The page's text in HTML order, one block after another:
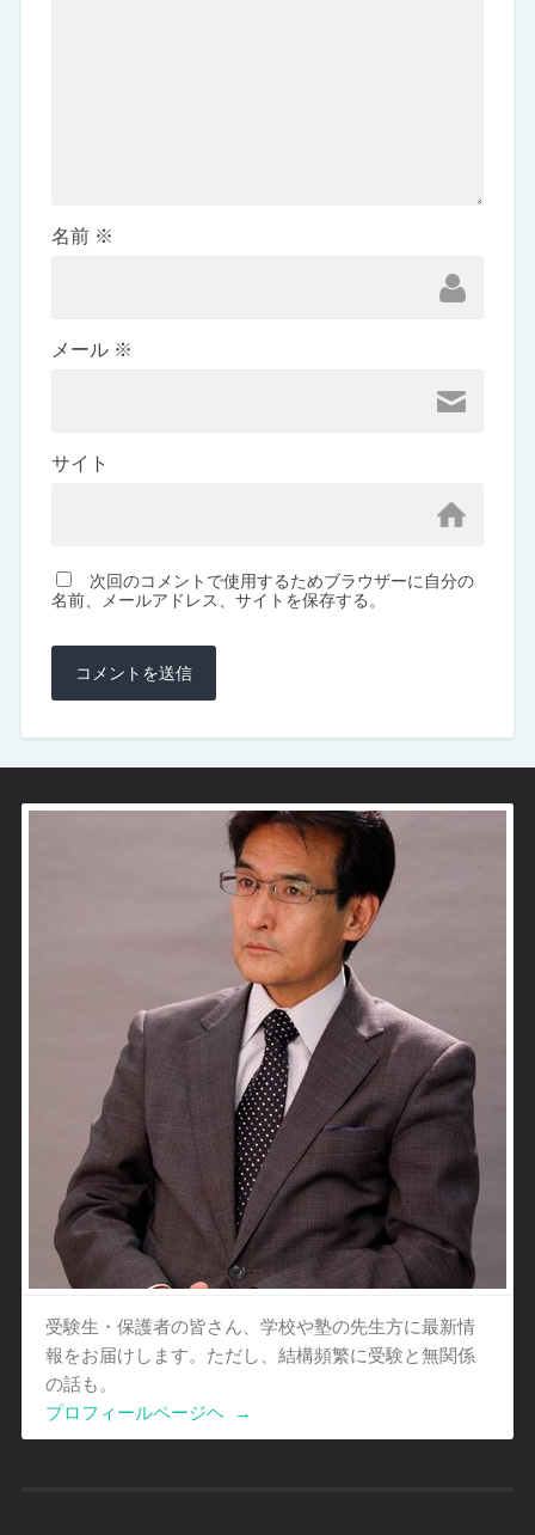
名前 ※
メール ※
サイト
次回のコメントで使用するためブラウザーに自分の
名前、メールアドレス、サイトを保存する。
受験生・保護者の皆さん、学校や塾の先生方に最新情
報をお届けします。ただし、結構頻繁に受験と無関係
の話も。
プロフィールページヘ
→